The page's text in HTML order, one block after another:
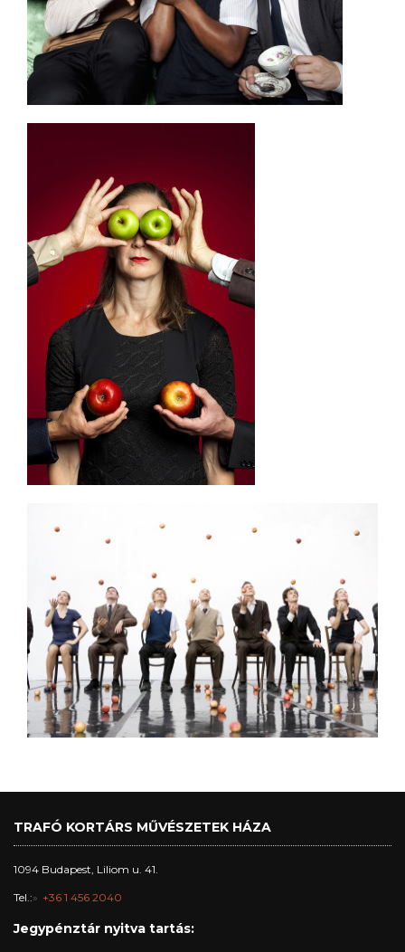
TRAFÓ KORTÁRS MŰVÉSZETEK HÁZA
1094 Budapest, Liliom u. 41.
Tel.: +36 1 456 2040
Jegypénztár nyitva tartás: